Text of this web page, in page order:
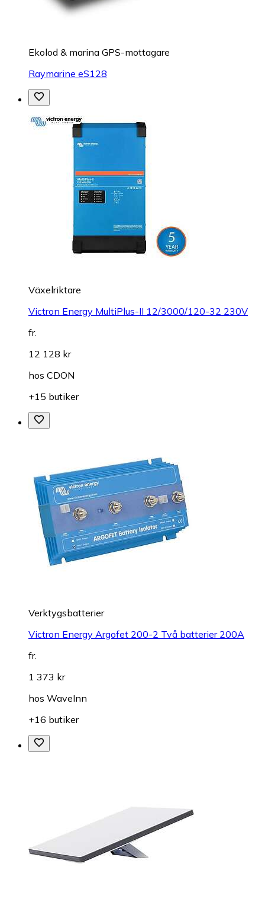
Ekolod & marina GPS-mottagare
Raymarine eS128
Växelriktare
Victron Energy MultiPlus-II 12/3000/120-32 230V
fr.
12 128 kr
hos CDON
+15 butiker
Verktygsbatterier
Victron Energy Argofet 200-2 Två batterier 200A
fr.
1 373 kr
hos WaveInn
+16 butiker